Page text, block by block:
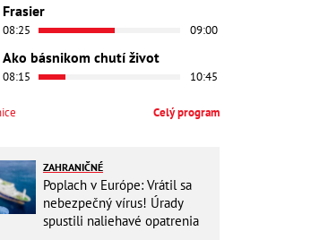
Frasier
08:25 09:00
Ako básnikom chutí život
08:15 10:45
Celý program
ZAHRANIČNÉ
Poplach v Európe: Vrátil sa
nebezpečný vírus! Úrady
spustili naliehavé opatrenia